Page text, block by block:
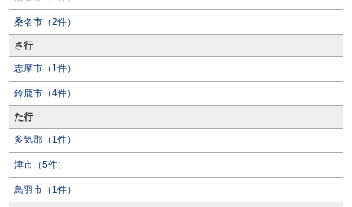
桑名市（2件）
さ行
志摩市（1件）
鈴鹿市（4件）
た行
多気郡（1件）
津市（5件）
鳥羽市（1件）